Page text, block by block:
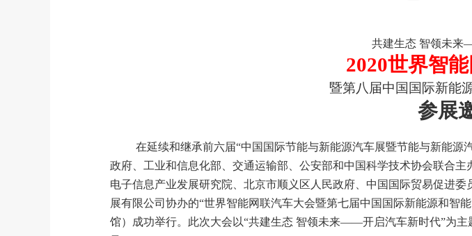
共建生态 智领未来
2020世界智
暨第八届中国国际新能
参展
在延续和继承前六届“中国国际节能与新能源汽车展暨节能与新能源
政府、工业和信息化部、交通运输部、公安部和中国科学技术协会联合
电子信息产业发展研究院、北京市顺义区人民政府、中国国际贸易促进
展有限公司协办的“世界智能网联汽车大会暨第七届中国国际新能源和智
馆）成功举行。此次大会以“共建生态 智领未来——开启汽车新时代”为主